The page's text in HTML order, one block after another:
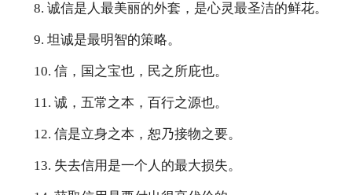
8. 诚信是人最美丽的外套，是心灵最圣洁的鲜花。
9. 坦诚是最明智的策略。
10. 信，国之宝也，民之所庇也。
11. 诚，五常之本，百行之源也。
12. 信是立身之本，恕乃接物之要。
13. 失去信用是一个人的最大损失。